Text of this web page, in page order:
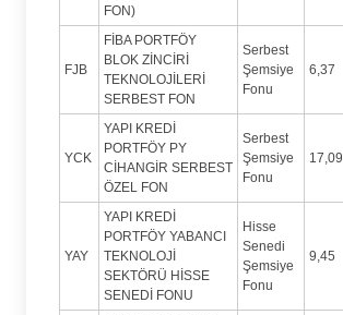
FON)
FJB
FİBA PORTFÖY
BLOK ZİNCİRİ
TEKNOLOJİLERİ
SERBEST FON
Serbest
Şemsiye
Fonu
6,37
YCK
YAPI KREDİ
PORTFÖY PY
CİHANGİR SERBEST
ÖZEL FON
Serbest
Şemsiye
Fonu
17,09
YAY
YAPI KREDİ
PORTFÖY YABANCI
TEKNOLOJİ
SEKTÖRÜ HİSSE
SENEDİ FONU
Hisse
Senedi
Şemsiye
Fonu
9,45